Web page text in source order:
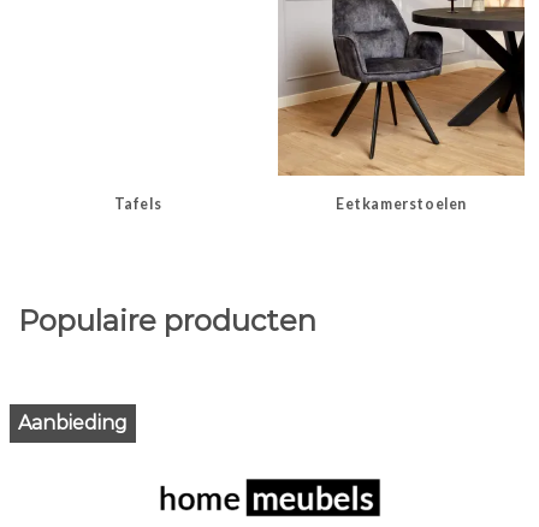
Tafels Eetkamerstoelen
Populaire producten
Aanbieding